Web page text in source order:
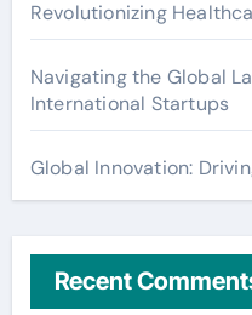
Revolutionizing
Navigating the Global
International Startups
Global Innovation:
Recent